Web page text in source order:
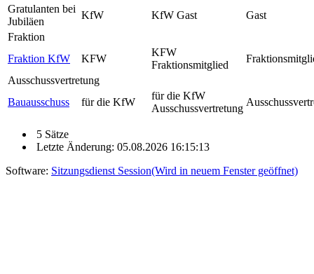
Gratulanten bei
Jubiläen
KfW KfW Gast
Gast
Fraktion
Fraktion KfW
KFW
KFW
Fraktionsmitglied
Ausschussvertretung
Bauausschuss
für die KfW
für die KfW
Ausschussvertretung
5 Sätze
Letzte Änderung: 05.08.2026 16:15:13
Software: Sitzungsdienst Session(Wird in neuem Fenster geöffnet)